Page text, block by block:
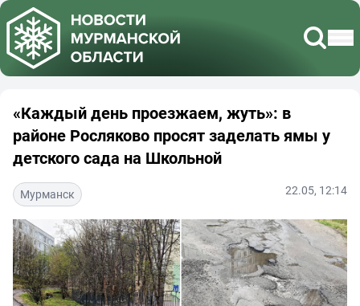
«Каждый день проезжаем, жуть»: в
районе Росляково просят заделать ямы у
детского сада на Школьной
Мурманск 22.05, 12:14